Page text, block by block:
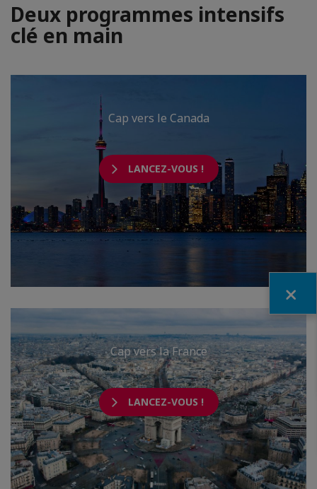
Deux programmes intensifs
clé en main
Cap vers le Canada
LANCEZ-VOUS !
Cap vers la France
LANCEZ-VOUS !